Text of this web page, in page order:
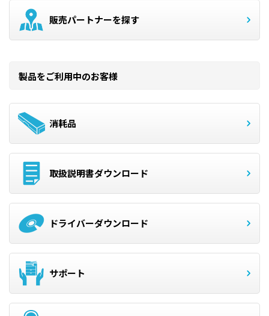
販売パートナーを探す
製品をご利用中のお客様
消耗品
取扱説明書ダウンロード
ドライバーダウンロード
サポート